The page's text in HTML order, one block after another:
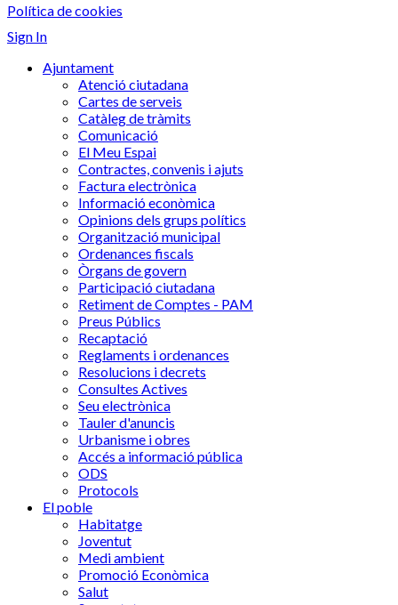
Política de cookies
Sign In
Ajuntament
Atenció ciutadana
Cartes de serveis
Catàleg de tràmits
Comunicació
El Meu Espai
Contractes, convenis i ajuts
Factura electrònica
Informació econòmica
Opinions dels grups polítics
Organització municipal
Ordenances fiscals
Òrgans de govern
Participació ciutadana
Retiment de Comptes - PAM
Preus Públics
Recaptació
Reglaments i ordenances
Resolucions i decrets
Consultes Actives
Seu electrònica
Tauler d'anuncis
Urbanisme i obres
Accés a informació pública
ODS
Protocols
El poble
Habitatge
Joventut
Medi ambient
Promoció Econòmica
Salut